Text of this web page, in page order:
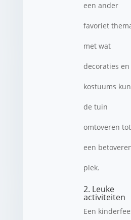
een ander
favoriet
met wat
decoraties en
kostuums
de tuin
omtoveren tot
een
plek.
2. Leuke
activiteiten
Een